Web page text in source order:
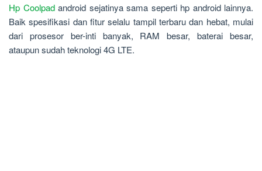
Hp Coolpadandroid sejatinya sama seperti hp android lainnya.
Baik spesifikasi dan fitur selalu tampil terbaru dan hebat, mulai
dari prosesor ber-inti banyak, RAM besar, baterai besar,
ataupun sudah teknologi 4G LTE.